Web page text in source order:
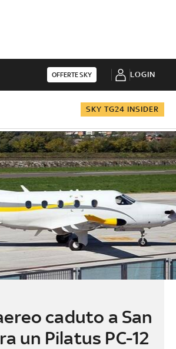
OFFERTE SKY LOGIN
SKY TG24 INSIDER
caduto a San
un Pilatus PC-12